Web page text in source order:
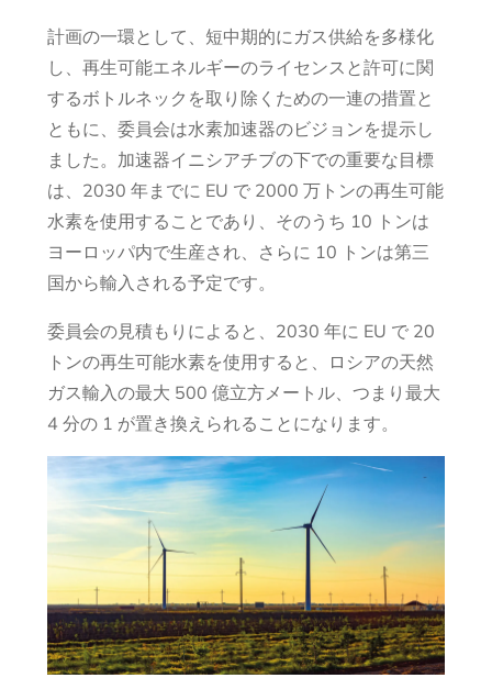
計画の一環として、短中期的にガス供給を多様化
し、再生可能エネルギーのライセンスと許可に関
するボトルネックを取り除くための一連の措置と
ともに、委員会は水素加速器のビジョンを提示し
ました。加速器イニシアチブの下での重要な目標
は、2030 年までに EU で 2000 万トンの再生可能
水素を使用することであり、そのうち 10 トンは
ヨーロッパ内で生産され、さらに 10 トンは第三
国から輸入される予定です。
委員会の見積もりによると、2030 年に EU で 20
トンの再生可能水素を使用すると、ロシアの天然
ガス輸入の最大 500 億立方メートル、つまり最大
4 分の 1 が置き換えられることになります。